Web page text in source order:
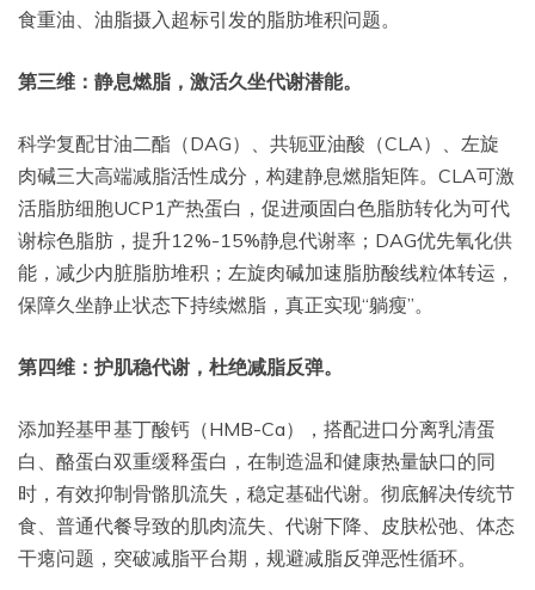
食重油、油脂摄入超标引发的脂肪堆积问题。
第三维：静息燃脂，激活久坐代谢潜能。
科学复配甘油二酯（DAG）、共轭亚油酸（CLA）、左旋
肉碱三大高端减脂活性成分，构建静息燃脂矩阵。CLA可激
活脂肪细胞UCP1产热蛋白，促进顽固白色脂肪转化为可代
谢棕色脂肪，提升12%-15%静息代谢率；DAG优先氧化供
能，减少内脏脂肪堆积；左旋肉碱加速脂肪酸线粒体转运，
保障久坐静止状态下持续燃脂，真正实现“躺瘦”。
第四维：护肌稳代谢，杜绝减脂反弹。
添加羟基甲基丁酸钙（HMB-Ca），搭配进口分离乳清蛋
白、酪蛋白双重缓释蛋白，在制造温和健康热量缺口的同
时，有效抑制骨骼肌流失，稳定基础代谢。彻底解决传统节
食、普通代餐导致的肌肉流失、代谢下降、皮肤松弛、体态
干瘪问题，突破减脂平台期，规避减脂反弹恶性循环。